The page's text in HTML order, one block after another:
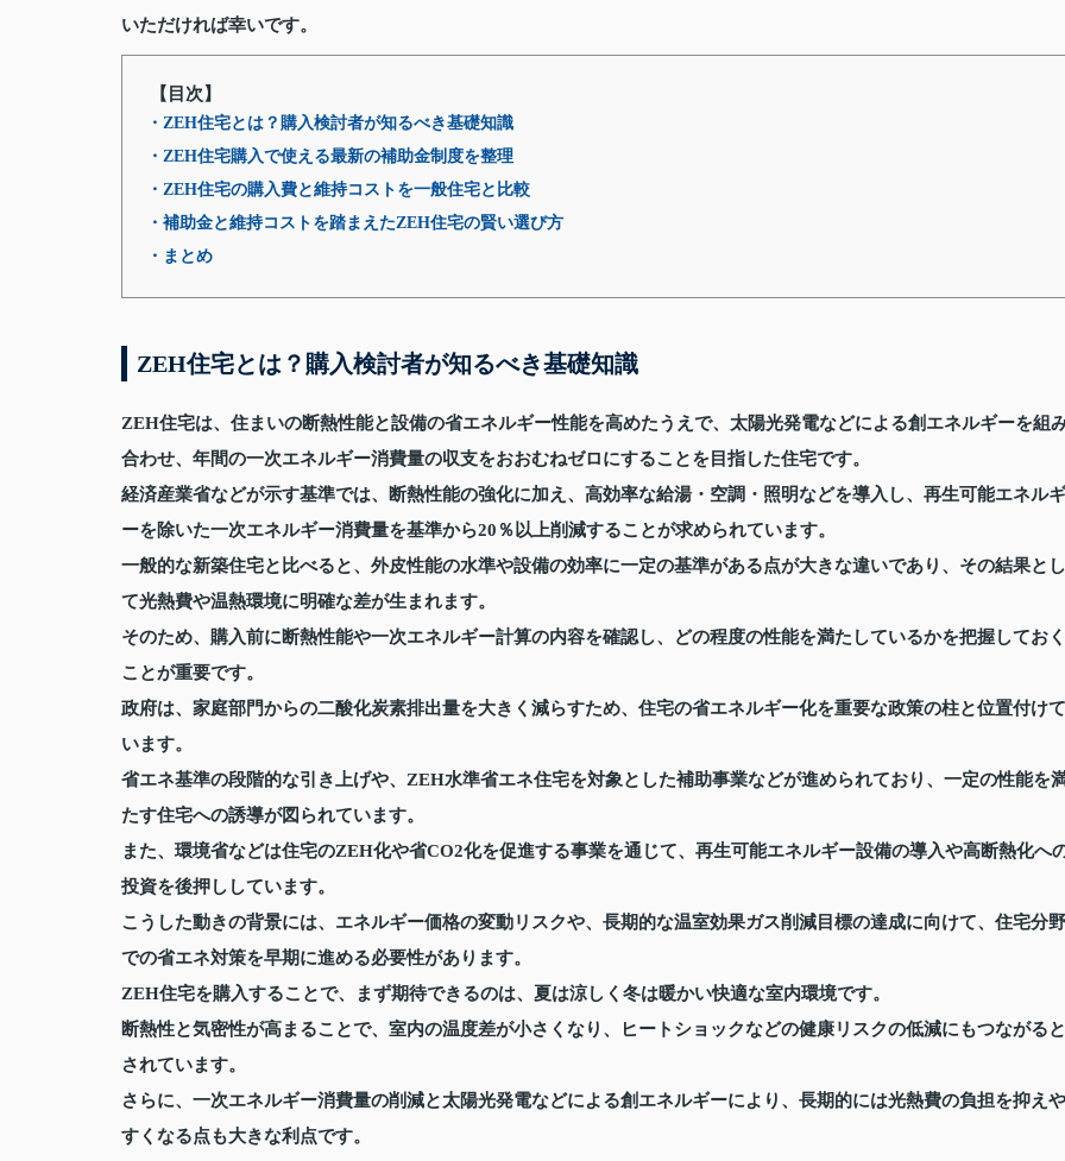
いただければ幸いです。
【目次】
・ZEH住宅とは？購入検討者が知るべき基礎知識
・ZEH住宅購入で使える最新の補助金制度を整理
・ZEH住宅の購入費と維持コストを一般住宅と比較
・補助金と維持コストを踏まえたZEH住宅の賢い選び方
・まとめ
ZEH住宅とは？購入検討者が知るべき基礎知識
ZEH住宅は、住まいの断熱性能と設備の省エネルギー性能を高めたうえで、太陽光発電などによる創エネルギーを組
合わせ、年間の一次エネルギー消費量の収支をおおむねゼロにすることを目指した住宅です。
経済産業省などが示す基準では、断熱性能の強化に加え、高効率な給湯・空調・照明などを導入し、再生可能エネルギ
ーを除いた一次エネルギー消費量を基準から20％以上削減することが求められています。
一般的な新築住宅と比べると、外皮性能の水準や設備の効率に一定の基準がある点が大きな違いであり、その結果とし
て光熱費や温熱環境に明確な差が生まれます。
そのため、購入前に断熱性能や一次エネルギー計算の内容を確認し、どの程度の性能を満たしているかを把握しておく
ことが重要です。
政府は、家庭部門からの二酸化炭素排出量を大きく減らすため、住宅の省エネルギー化を重要な政策の柱と位置付けて
います。
省エネ基準の段階的な引き上げや、ZEH水準省エネ住宅を対象とした補助事業などが進められており、一定の性能を
たす住宅への誘導が図られています。
また、環境省などは住宅のZEH化や省CO2化を促進する事業を通じて、再生可能エネルギー設備の導入や高断熱化へ
投資を後押ししています。
こうした動きの背景には、エネルギー価格の変動リスクや、長期的な温室効果ガス削減目標の達成に向けて、住宅分野
での省エネ対策を早期に進める必要性があります。
ZEH住宅を購入することで、まず期待できるのは、夏は涼しく冬は暖かい快適な室内環境です。
断熱性と気密性が高まることで、室内の温度差が小さくなり、ヒートショックなどの健康リスクの低減にもつながると
されています。
さらに、一次エネルギー消費量の削減と太陽光発電などによる創エネルギーにより、長期的には光熱費の負担を抑えや
すくなる点も大きな利点です。